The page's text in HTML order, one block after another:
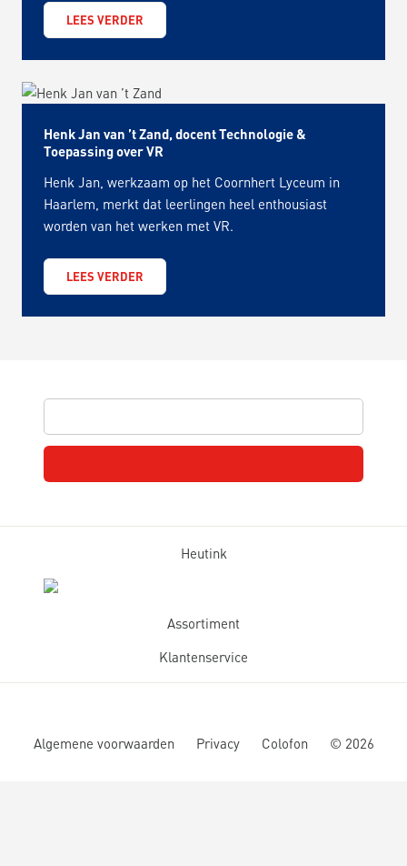
LEES VERDER
Henk Jan van ’t Zand, docent Technologie &
Toepassing over VR
Henk Jan, werkzaam op het Coornhert Lyceum in
Haarlem, merkt dat leerlingen heel enthousiast
worden van het werken met VR.
LEES VERDER
Heutink
Assortiment
Klantenservice
Algemene voorwaarden Privacy Colofon © 2026